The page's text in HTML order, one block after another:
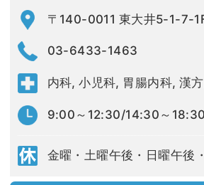
〒140-0011 東大井5-1-7-
03-6433-1463
内科, 小児科, 胃腸内科, 漢
9:00～12:30/14:30～18:30
金曜・土曜午後・日曜午後